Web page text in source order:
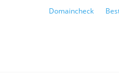
Domaincheck